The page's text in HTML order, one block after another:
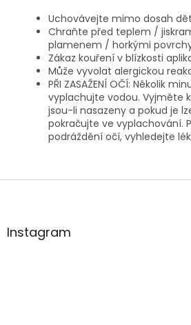
Uchovávejte mimo dosah
Chraňte před teplem /
plamenem / horkými
Zákaz kouření v blízkosti
Může vyvolat alergickou
PŘI ZASAŽENÍ OČÍ: Několik
vyplachujte vodou. Vyjměte
jsou-li nasazeny a pokud je
pokračujte ve vyplachování.
podráždění očí, vyhledejte
Z
aInstagram